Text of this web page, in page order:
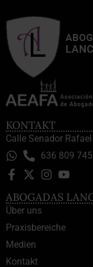
KONTAKT
Calle Senador
636 809 745
ABOGADAS
Über uns
Praxisbereiche
Medien
Kontakt